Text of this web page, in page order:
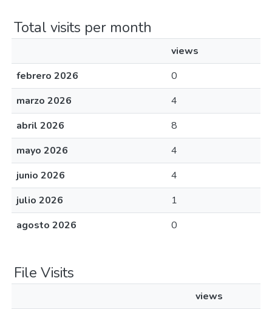
Total visits per month
views
febrero 2026
0
marzo 2026
4
abril 2026
8
mayo 2026
4
junio 2026
4
julio 2026
1
agosto 2026
0
File Visits
views